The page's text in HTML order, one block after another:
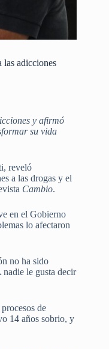
las adicciones
y afirmó
su vida
reveló
a las drogas y el
Cambio.
en el Gobierno
lo afectaron
no ha sido
le gusta decir
de
14 años sobrio, y